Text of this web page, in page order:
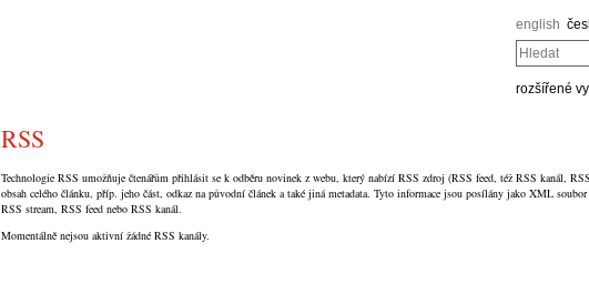
english
Hledat
rozšířené
RSS
Technologie RSS umožňuje čtenářům přihlásit se k odběru novinek z webu, který nabízí RSS zdroj (RSS feed, též RSS kanál,
obsah celého článku, příp. jeho část, odkaz na původní článek a také jiná metadata. Tyto informace jsou posílány jako XML
RSS stream, RSS feed nebo RSS kanál.
Momentálně nejsou aktivní žádné RSS kanály.